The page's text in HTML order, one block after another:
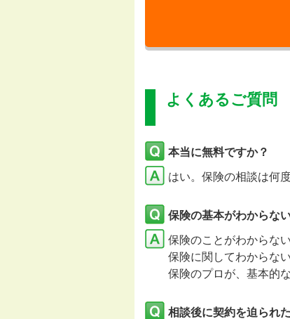
よくあるご質問
本当に無料ですか？
はい。保険の相談は何
保険の基本がわからな
保険のことがわからな
保険に関してわからな
保険のプロが、基本的
相談後に契約を迫られ